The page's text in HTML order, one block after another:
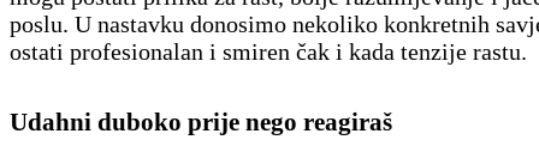
poslu. U nastavku donosimo nekoliko konkretnih
ostati profesionalan i smiren čak i kada tenzije rastu.
Udahni duboko prije nego reagiraš